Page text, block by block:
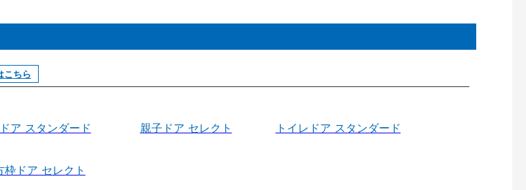
こちら
ア スタンダード 親子ドア セレクト トイレドア スタンダード
枠ドア セレクト